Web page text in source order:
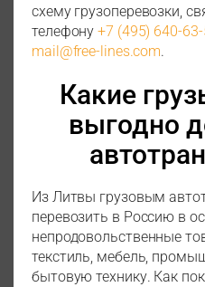
схему грузоперевозки,
телефону+7 (495) 640-
mail@free-lines.com.
Какие
выгодно
Из Литвы грузовым
перевозить в Россию в
непродовольственные
текстиль, мебель,
бытовую технику. Как